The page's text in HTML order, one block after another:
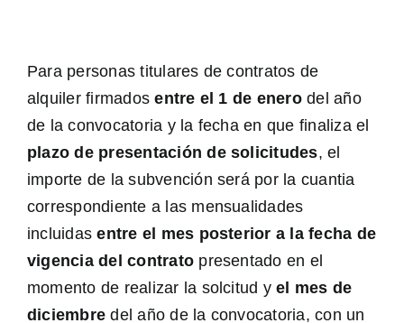
Para personas titulares de contratos de
alquiler firmadosentre el 1 de enerodel año
de la convocatoria y la fecha en que finaliza el
plazo de presentación de solicitudes, el
importe de la subvención será por la cuantia
correspondiente a las mensualidades
incluidasentre el mes posterior a la fecha de
vigencia del contrato presentado en el
momento de realizar la solcitud yel mes de
diciembre del año de la convocatoria, con un